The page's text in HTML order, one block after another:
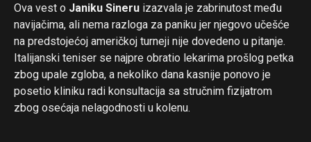
Ova vest o Janiku Sineru izazvala je zabrinutost među
navijačima, ali nema razloga za paniku jer njegovo učešće
na predstojećoj američkoj turneji nije dovedeno u pitanje.
Italijanski teniser se najpre obratio lekarima prošlog petka
zbog upale zgloba, a nekoliko dana kasnije ponovo je
posetio kliniku radi konsultacija sa stručnim fizijatrom
zbog osećaja nelagodnosti u kolenu.